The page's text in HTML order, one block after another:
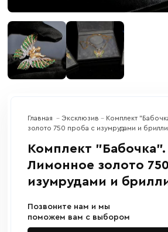
Главная Эксклюзив
Комплект
золото 750 проба с изумрудами и
Комплект "Бабочка".
Лимонное золото
изумрудами и
Позвоните нам и мы
поможем вам с выбором